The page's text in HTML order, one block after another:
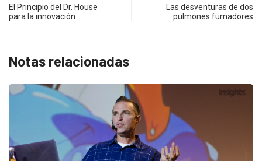
El Principio del Dr. House
para la innovación
Las desventuras de dos
pulmones fumadores
Notas relacionadas